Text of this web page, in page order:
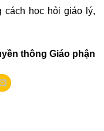
cách học hỏi giáo lý,
thông Giáo phận